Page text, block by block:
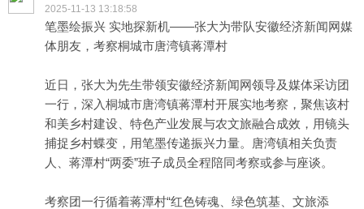
2025-11-13 13:18:58
笔墨绘振兴 实地探新机——张大为带队安徽经济新闻网媒
体朋友，考察桐城市唐湾镇蒋潭村
近日，张大为先生带领安徽经济新闻网领导及媒体采访团
一行，深入桐城市唐湾镇蒋潭村开展实地考察，聚焦该村
和美乡村建设、特色产业发展与农文旅融合成效，用镜头
捕捉乡村蝶变，用笔墨传递振兴力量。唐湾镇相关负责
人、蒋潭村“两委”班子成员全程陪同考察或参与座谈。
考察团一行循着蒋潭村“红色铸魂、绿色筑基、文旅添